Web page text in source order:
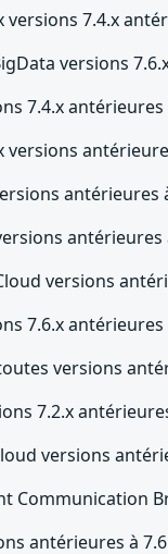
versions 7.4.x
versions
7.4.x antérieures
versions
antérieures
antérieures
versions
7.6.x antérieures
versions
7.2.x
versions
Communication
antérieures à